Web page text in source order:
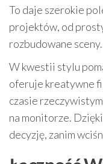
To daje szerokie
projektów, od
rozbudowane sceny.
W kwestii stylu
oferuje kreatywne
czasie
na monitorze.
decyzję, zanim